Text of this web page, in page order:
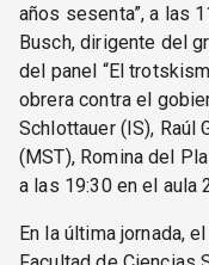
años sesenta”, a las
Busch, dirigente del
del panel “El
obrera contra el
Schlottauer (IS), Raúl
(MST), Romina del
a las 19:30 en el aula
En la última jornada,